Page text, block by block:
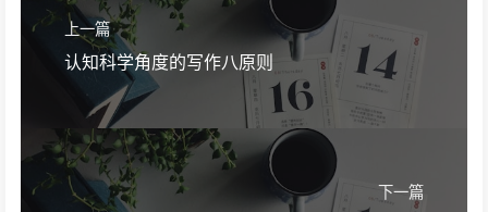
上一篇
认知科学角度的写作八原则
下一篇